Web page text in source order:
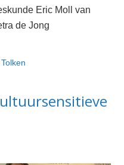
Eric Moll van
de Jong
,Tolken